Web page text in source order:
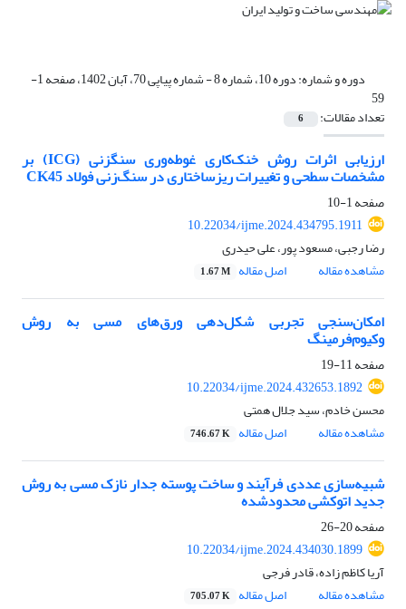
دوره و شماره: دوره 10، شماره 8 - شماره پیاپی 70، آبان 1402، صفحه 1-
59
تعداد مقالات: 6
ارزیابی اثرات روش خنک‌کاری غوطه‌وری سنگزنی (ICG) بر
مشخصات سطحی و تغییرات ریزساختاری در سنگ‌زنی فولاد CK45
صفحه1-10
10.22034/ijme.2024.434795.1911
رضا رجبی، مسعود پور، علی حیدری
مشاهده مقاله
اصل مقاله 1.67 M
امکان‌سنجی تجربی شکل‌دهی ورق‌های مسی به روش
وکیوم‌فرمینگ
صفحه11-19
10.22034/ijme.2024.432653.1892
محسن خادم، سید جلال همتی
مشاهده مقاله
اصل مقاله 746.67 K
شبیه‌سازی عددی فرآیند و ساخت پوسته جدار نازک مسی به روش
جدید اتوکشی محدودشده
صفحه20-26
10.22034/ijme.2024.434030.1899
آریا کاظم زاده، قادر فرجی
مشاهده مقاله
اصل مقاله 705.07 K